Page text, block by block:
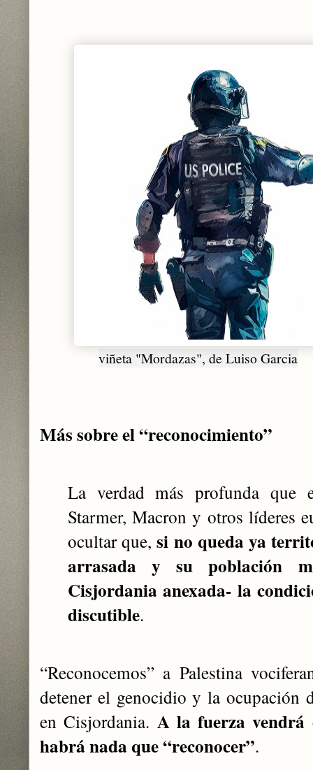
viñeta "Mordazas", de Luiso Garcia
Más sobre el “reconocimiento”
La verdad más profunda que
Starmer, Macron y otros líderes
ocultar que,si no queda ya
arrasada y su población
Cisjordania anexada- la
discutible.
“Reconocemos” a Palestina
detener el genocidio y la ocupación
en Cisjordania. A la fuerza vendrá
habrá nada que “reconocer”.